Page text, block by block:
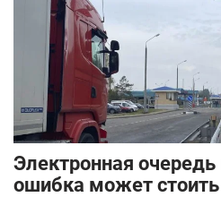
Электронная очередь
ошибка может стоить